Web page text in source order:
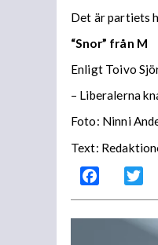
Det är partiets
“Snor” från M
Enligt Toivo
– Liberalerna
Foto: Ninni
Text:
Facebook